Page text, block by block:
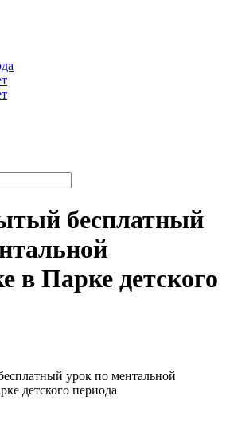
бесплатный
в Парке детского
урок по ментальной
детского периода